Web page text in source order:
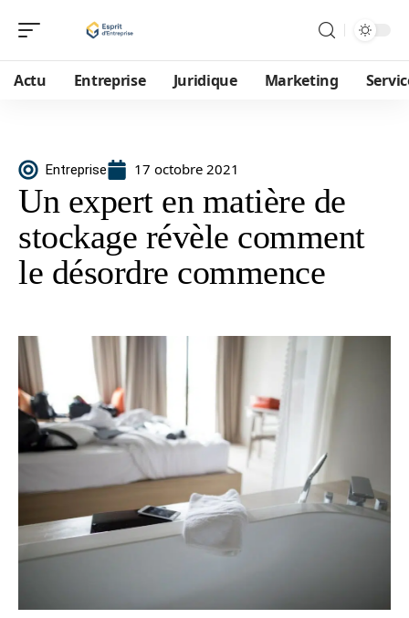
Actu Entreprise Juridique Marketing
Entreprise 17 octobre 2021
Un expert en matière de
stockage révèle comment
le désordre commence